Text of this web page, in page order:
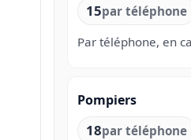
15par téléphone
Par téléphone, en
Pompiers
18par téléphone